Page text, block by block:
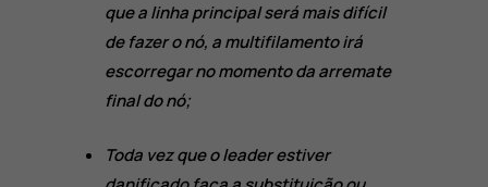
que a linha principal será mais difícil
de fazer o nó, a multifilamento irá
escorregar no momento da arremate
final do nó;
Toda vez que o leader estiver